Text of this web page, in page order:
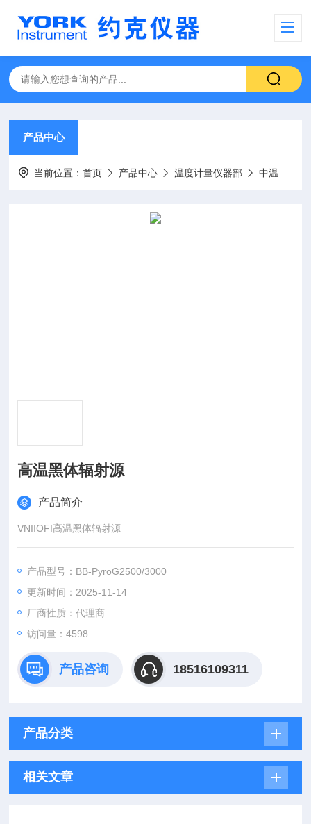
产品中心
当前位置：首页 产品中心 温度计量仪器部 中温黑体辐射源
高温黑体辐射源
产品简介
VNIIOFI高温黑体辐射源
产品型号：BB-PyroG2500/3000
更新时间：2025-11-14
厂商性质：代理商
访问量：4598
产品咨询 18516109311
产品分类
相关文章